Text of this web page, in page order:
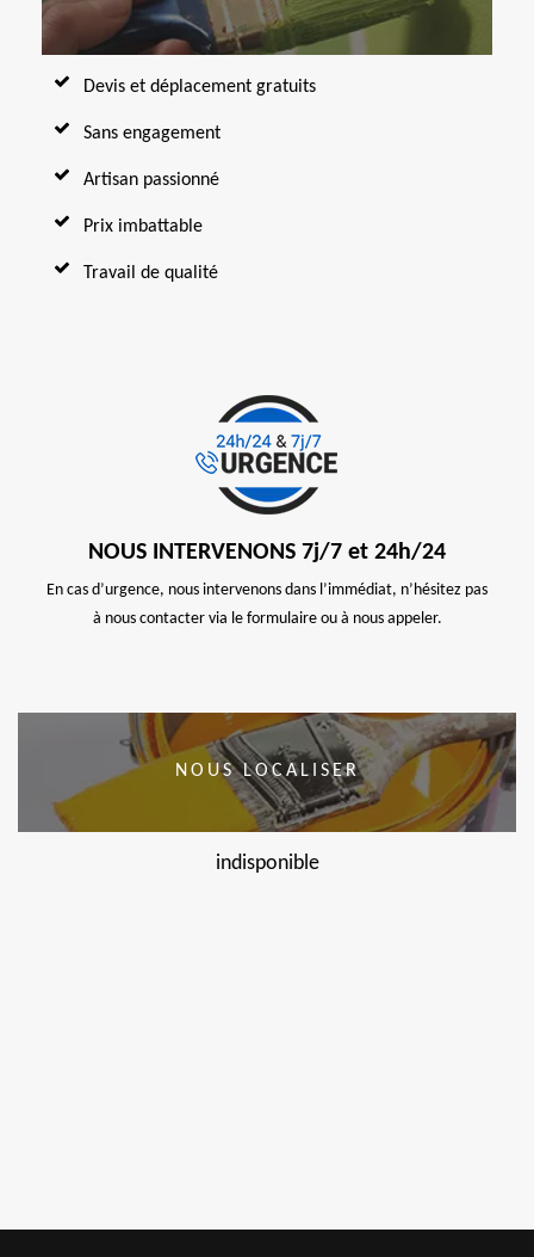
Devis et déplacement gratuits
Sans engagement
Artisan passionné
Prix imbattable
Travail de qualité
NOUS INTERVENONS 7j/7 et 24h/24
En cas d’urgence, nous intervenons dans l’immédiat, n’hésitez pas
à nous contacter via le formulaire ou à nous appeler.
NOUS LOCALISER
indisponible